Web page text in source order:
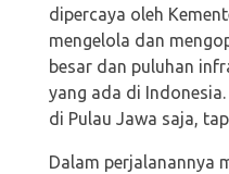
dipercaya oleh
mengelola dan
besar dan puluhan
yang ada di
di Pulau Jawa saja,
Dalam perjalanannya